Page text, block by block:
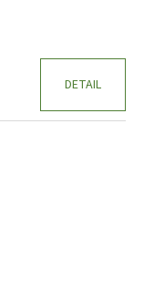
DETAIL